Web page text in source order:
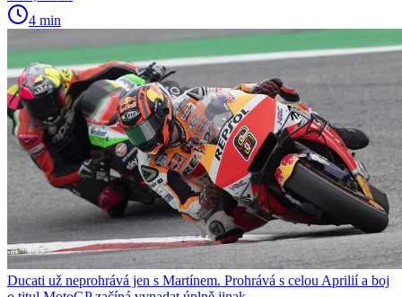
4 min
Ducati už neprohrává jen s Martínem. Prohrává s celou Aprilií a boj